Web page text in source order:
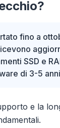
fino a
SSD e
di 3-5
e la